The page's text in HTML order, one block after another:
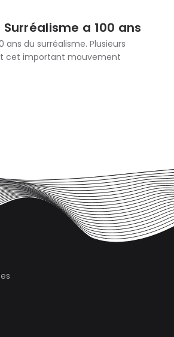
a 100 ans
ans du surréalisme. Plusieurs
cet important mouvement